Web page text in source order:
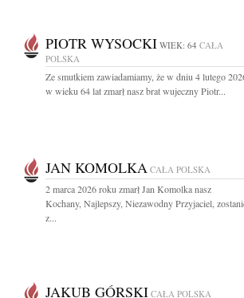
PIOTR WYSOCKI WIEK: 64 CAŁA
POLSKA
Ze smutkiem zawiadamiamy, że w dniu 4 lutego
w wieku 64 lat zmarł nasz brat wujeczny Piotr...
JAN KOMOLKA CAŁA POLSKA
2 marca 2026 roku zmarł Jan Komolka nasz
Kochany, Najlepszy, Niezawodny Przyjaciel,
z...
JAKUB GÓRSKI CAŁA POLSKA